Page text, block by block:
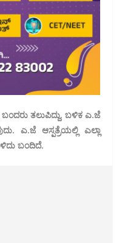
ತಲುಪಿದ್ದು, ಬಳಿಕ ಎ.ಜೆ
ಎ.ಜೆ ಆಸ್ಪತ್ರೆಯಲ್ಲಿ ಎಲ್ಲಾ
ಬಂದಿದೆ.